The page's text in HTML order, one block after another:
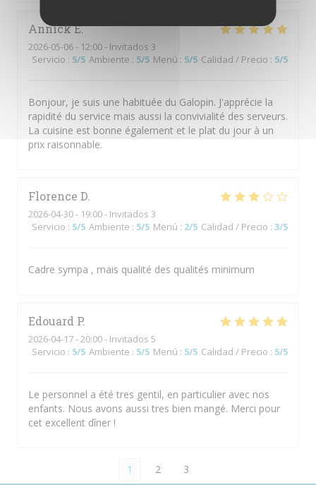
AnnickE
2026-05-06- 12:00 - Invitados 3
Servicio : 5/5 Ambiente : 5/5 Menú : 5/5 Calidad / Precio : 5/5
Bonjour, je suis une habituée du Galopin. J'apprécie la
rapidité du service mais aussi la convivialité des serveurs.
La cuisine est bonne également et le plat du jour à un
prix raisonnable.
Florence D
2026-04-30- 19:00 - Invitados 3
Servicio : 5/5 Ambiente : 5/5 Menú : 2/5 Calidad / Precio : 3/5
Cadre sympa , mais qualité des qualités minimum
Edouard P
2026-04-17- 20:00 - Invitados 5
Servicio : 5/5 Ambiente : 5/5 Menú : 5/5 Calidad / Precio : 5/5
Le personnel a été tres gentil, en particulier avec nos
enfants. Nous avons aussi tres bien mangé. Merci pour
cet excellent dîner !
1 2 3